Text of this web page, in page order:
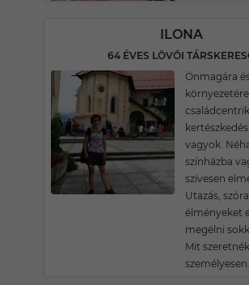
ILONA
64 ÉVES LÖVŐI
Önmagára
vagyok.
színházba
szívesen
Utazás,
élményeket
megélni
Mit
személyesen.